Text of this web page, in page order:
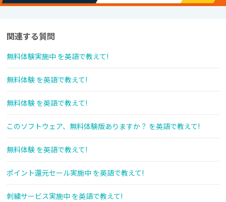
関連する質問
無料体験実施中 を英語で教えて!
無料体験 を英語で教えて!
無料体験 を英語で教えて!
このソフトウェア、無料体験版ありますか？ を英語で教えて!
無料体験 を英語で教えて!
ポイント還元セール実施中 を英語で教えて!
刺繍サービス実施中 を英語で教えて!